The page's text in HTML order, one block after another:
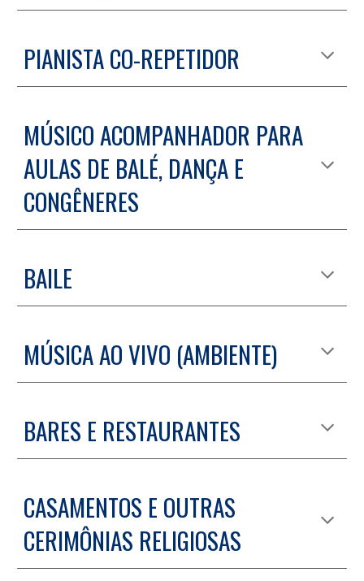
PIANISTA CO-REPETIDOR
MÚSICO ACOMPANHADOR PARA
AULAS DE BALÉ, DANÇA E
CONGÊNERES
BAILE
MÚSICA AO VIVO (AMBIENTE)
BARES E RESTAURANTES
CASAMENTOS E OUTRAS
CERIMÔNIAS RELIGIOSAS